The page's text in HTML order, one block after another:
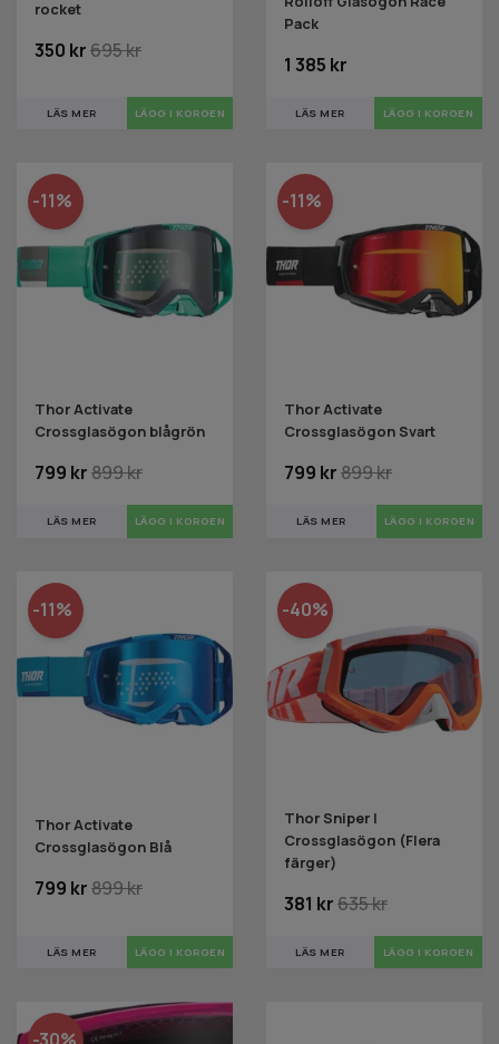
rocket
350 kr695 kr
LÄS MER
Pack
1 385 kr
LÄS MER LÄGG I KORGEN
-11%
Thor Activate
Crossglasögon blågrön
799 kr899 kr
LÄS MER
-11%
Thor Activate
Crossglasögon Svart
799 kr899 kr
LÄS MER
-11%
Thor Activate
Crossglasögon Blå
799 kr899 kr
LÄS MER
-40%
Thor Sniper |
Crossglasögon (Flera
färger)
381 kr635 kr
LÄS MER LÄGG I KORGEN